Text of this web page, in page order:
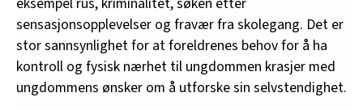
sensasjonsopplevelser og fravær fra skolegang. Det er
stor sannsynlighet for at foreldrenes behov for å ha
kontroll og fysisk nærhet til ungdommen krasjer med
ungdommens ønsker om å utforske sin selvstendighet.